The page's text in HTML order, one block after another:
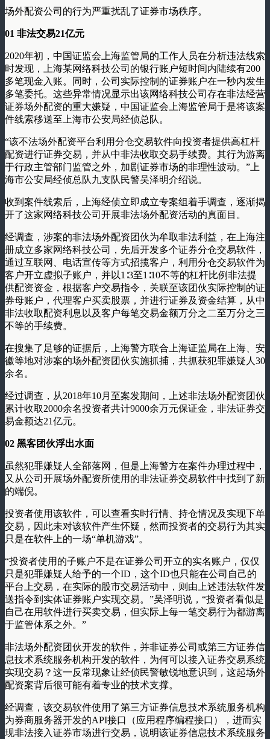
场外配资公司的行为严重扰乱了证券市场秩序。
01 非法交易21亿元
2020年初，中国证监会上海监管局的工作人员在分析违法线索
时发现，上海某网络科技公司的银行账户短时间内陆续有200
多笔现金入账。同时，公司实际控制的证券账户在一秒内发生
多笔委托。这些异常情况显示出该网络科技公司存在非法经营
证券场外配资的重大嫌疑，中国证监会上海监管局于是将该案
件线索移送至上海市公安局经侦总队。
“该不法场外配资平台利用分仓交易软件向投资者提供高杠杆
配资进行证券交易，并从中非法收取交易手续费。其行为游离
于行政主管部门监管之外，加剧证券市场的非理性波动。”上
海市公安局经侦总队九支队民警吴泽明介绍说。
收到案件线索后，上海经侦立即成立专案组着手调查，逐渐揭
开了这家网络科技公司开展非法场外配资活动的真面目。
经调查，涉案的非法场外配资团伙为牟取非法利益，在上海注
册成立多家网络科技公司，先后开发多个证券分仓交易软件，
通过互联网、电话宣传等方式招揽客户，利用分仓交易软件为
客户开立虚拟子账户，并以1∶3至1∶10不等的杠杆比例非法提
供配资资金，根据客户交易指令，关联至该团伙实际控制的证
券母账户，代理客户买卖股票，并进行证券及资金结算，从中
非法收取配资利息以及客户每笔交易金额万分之二至万分之三
不等的手续费。
在搜集了足够的证据后，上海警方联合上海证监局在上海、安
徽等地对涉案的场外配资团伙实施抓捕，共抓获犯罪嫌疑人30
余名。
经过调查，从2018年10月至案发期间，上述非法场外配资团伙
累计收取2000余名投资者共计9000余万元保证金，非法证券交
易金额达21亿元。
02 黑客团伙浮出水面
虽然犯罪嫌疑人全部落网，但是上海警方在案件办理过程中，
又从公司开展场外配资所使用的非法证券交易软件中找到了新
的端倪。
投资者使用该软件，可以查看实时行情、持仓情况及实现下单
交易，因此未对该软件产生怀疑，然而投资者的交易行为其实
只是在软件上的一场“单机游戏”。
“投资者使用的子账户不是在证券公司开立的实名账户，仅仅
只是犯罪嫌疑人给予的一个ID，这个ID也只能在公司自己的
平台上交易，在实际的股市交易活动中，则由上述违法软件发
送指令到实体证券账户实现交易。”吴泽明说，“投资者看似是
自己在用软件进行买卖交易，但实际上每一笔交易行为都游离
于监管体系之外。”
非法场外配资团伙开发的软件，并非证券公司或第三方证券信
息技术系统服务机构开发的软件，为何可以接入证券交易系统
实现交易？这一反常现象让经侦民警敏锐地意识到，这起场外
配资案背后很可能有着专业的技术支撑。
经调查，该交易软件使用了第三方证券信息技术系统服务机构
为券商服务器开发的API接口（应用程序编程接口），进而实
现非法接入证券市场进行交易，说明该证券信息技术系统服务